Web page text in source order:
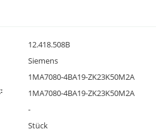
12.418.508B
Siemens
1MA7080-4BA19-ZK23K50M2A
1MA7080-4BA19-ZK23K50M2A
-
Stück